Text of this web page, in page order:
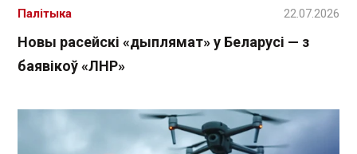
Новы расейскі «дыплямат» у Беларусі — з
баявікоў «ЛНР»
Палітыка 22.07.2026